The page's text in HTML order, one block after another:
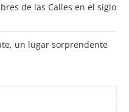
de las Calles en el siglo
un lugar sorprendente